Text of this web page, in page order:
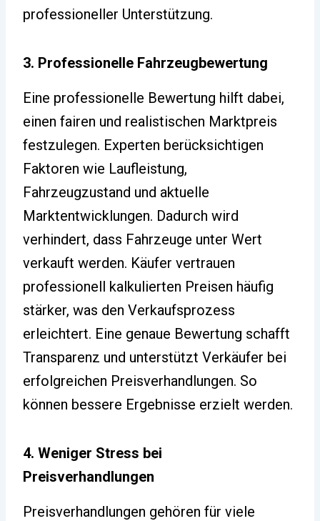
professioneller Unterstützung.
3. Professionelle Fahrzeugbewertung
Eine professionelle Bewertung hilft dabei,
einen fairen und realistischen Marktpreis
festzulegen. Experten berücksichtigen
Faktoren wie Laufleistung,
Fahrzeugzustand und aktuelle
Marktentwicklungen. Dadurch wird
verhindert, dass Fahrzeuge unter Wert
verkauft werden. Käufer vertrauen
professionell kalkulierten Preisen häufig
stärker, was den Verkaufsprozess
erleichtert. Eine genaue Bewertung schafft
Transparenz und unterstützt Verkäufer bei
erfolgreichen Preisverhandlungen. So
können bessere Ergebnisse erzielt werden.
4. Weniger Stress bei
Preisverhandlungen
Preisverhandlungen gehören für viele